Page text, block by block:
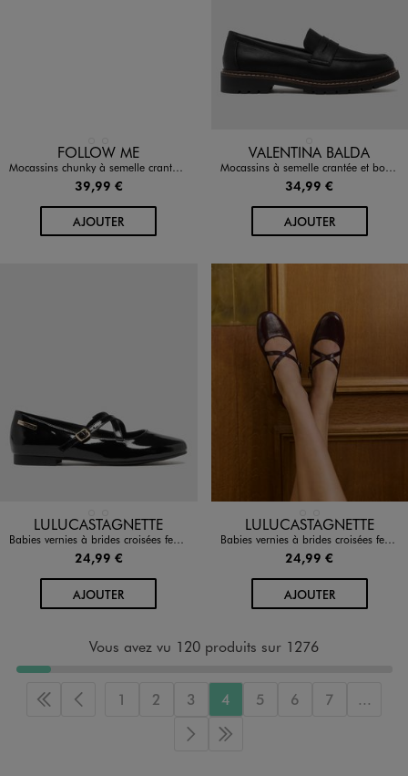
Disponible en 2 coloris
FOLLOW ME
Mocassins chunky à semelle crantée et tige vernie femme - Follow Me
39,99 €
AJOUTERAU PANIER
Disponible en 1 coloris
VALENTINA BALDA
Mocassins à semelle crantée et bout amande femme - Valentina Baldano
34,99 €
AJOUTERAU PANIER
Disponible en 2 coloris
LULUCASTAGNETTE
Babies vernies à brides croisées femme - LuluCastagnette
24,99 €
AJOUTERAU PANIER
Disponible en 2 coloris
LULUCASTAGNETTE
Babies vernies à brides croisées femme - LuluCastagnette
24,99 €
AJOUTERAU PANIER
Vous avez vu 120 produits sur 1276
Première page
Page précédente
1 2 3 4 5 6 7 ...
Page suivante
Dernière page